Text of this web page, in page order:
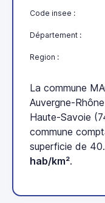
Code insee :
Département :
Region :
La commune
Auvergne-
Haute-Savoie
commune
superficie de
hab/km².